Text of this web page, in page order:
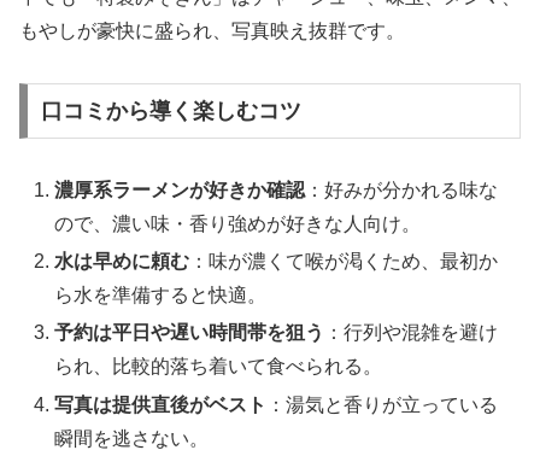
もやしが豪快に盛られ、写真映え抜群です。
口コミから導く楽しむコツ
濃厚系ラーメンが好きか確認 ：好みが分かれる味な
ので、濃い味・香り強めが好きな人向け。
水は早めに頼む ：味が濃くて喉が渇くため、最初か
ら水を準備すると快適。
予約は平日や遅い時間帯を狙う ：行列や混雑を避け
られ、比較的落ち着いて食べられる。
写真は提供直後がベスト ：湯気と香りが立っている
瞬間を逃さない。